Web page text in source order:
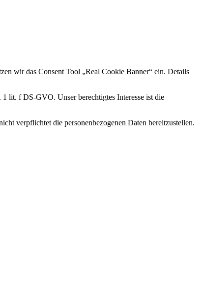
wir das Consent Tool „Real Cookie Banner“ ein. Details
lit. f DS-GVO. Unser berechtigtes Interesse ist die
verpflichtet die personenbezogenen Daten bereitzustellen.